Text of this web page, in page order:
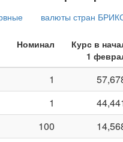
валюты стран
Номинал
Курс в
1
1
1
100